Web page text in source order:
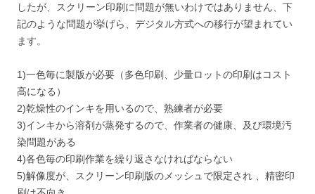
したが、スクリーン印刷に問題が無いわけではありません、下
記のような問題が挙げら、デジタル方式への移行が望まれてい
ます。
1)一色毎に製版が必要（多色印刷、少量ロットの印刷はコスト
高になる）
2)乾燥性のインキを用いるので、熟練者が必要
3)インキから溶剤が蒸発するので、作業者の健康、及び環境汚
染問題がある
4)各色毎の印刷作業を繰り返さなければならない
5)解像度が、スクリーン印刷版のメッシュで限定され 、精密印